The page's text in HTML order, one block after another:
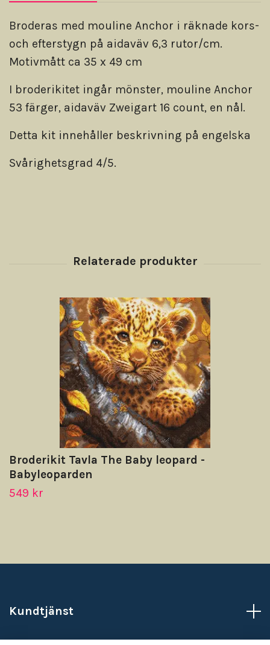
Broderas med mouline Anchor i räknade kors-
och efterstygn på aidaväv 6,3 rutor/cm.
Motivmått ca 35 x 49 cm
I broderikitet ingår mönster, mouline Anchor
53 färger, aidaväv Zweigart 16 count, en nål.
Detta kit innehåller beskrivning på engelska
Svårighetsgrad 4/5.
Broderikit Tavla The Baby leopard -
Babyleoparden
549 kr
Kundtjänst